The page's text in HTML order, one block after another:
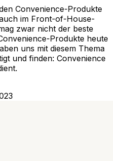
Convenience-Produkte
im Front-of-House-
zwar nicht der beste
Produkte heute
uns mit diesem Thema
und finden: Convenience